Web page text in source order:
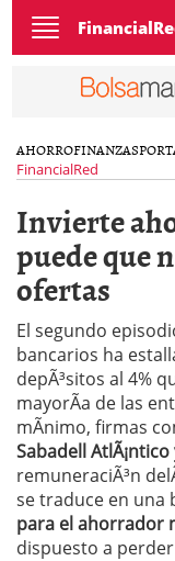
Toggle
navigation
AHORROFINANZAS
FinancialRed
Invierte
puede que
ofertas
El segundo
bancarios ha
depÃ³sitos al 4%
mayorÃ­a de las
mÃ­nimo, firmas
Sabadell
remuneraciÃ³n
se traduce en una
para el ahorrador
dispuesto a